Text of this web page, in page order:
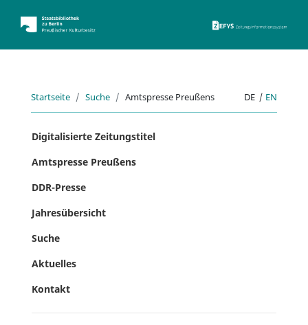
Startseite Suche Amtspresse Preußens DE | EN
Digitalisierte Zeitungstitel
Amtspresse Preußens
DDR-Presse
Jahresübersicht
Suche
Aktuelles
Kontakt